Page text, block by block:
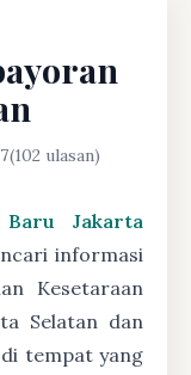
(102 ulasan)
Jakarta
informasi
Kesetaraan
Selatan dan
tempat yang